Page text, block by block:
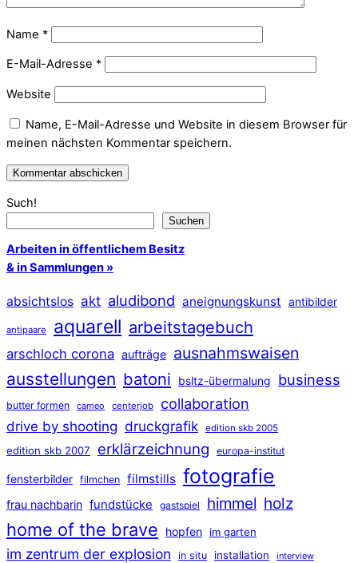
Name *
E-Mail-Adresse *
Website
Name, E-Mail-Adresse und Website in diesem Browser für
meinen nächsten Kommentar speichern.
Such!
Suchen
Arbeiten in öffentlichem Besitz
& in Sammlungen »
absichtslos akt aludibond aneignungskunst antibilder
antipaare aquarell arbeitstagebuch
arschloch corona aufträge ausnahmswaisen
ausstellungen batoni bsltz-übermalung business
butter formen cameo centerjob collaboration
drive by shooting druckgrafik edition skb 2005
edition skb 2007 erklärzeichnung europa-institut
fensterbilder filmchen filmstills fotografie
frau nachbarin fundstücke gastspiel himmel holz
home of the brave hopfen im garten
im zentrum der explosion in situ installation interview